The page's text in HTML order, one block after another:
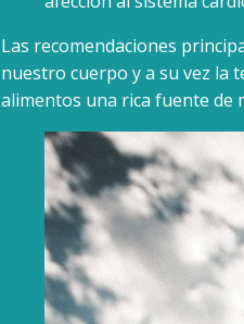
Las recomendaciones
nuestro cuerpo y a su vez la
alimentos una rica fuente de